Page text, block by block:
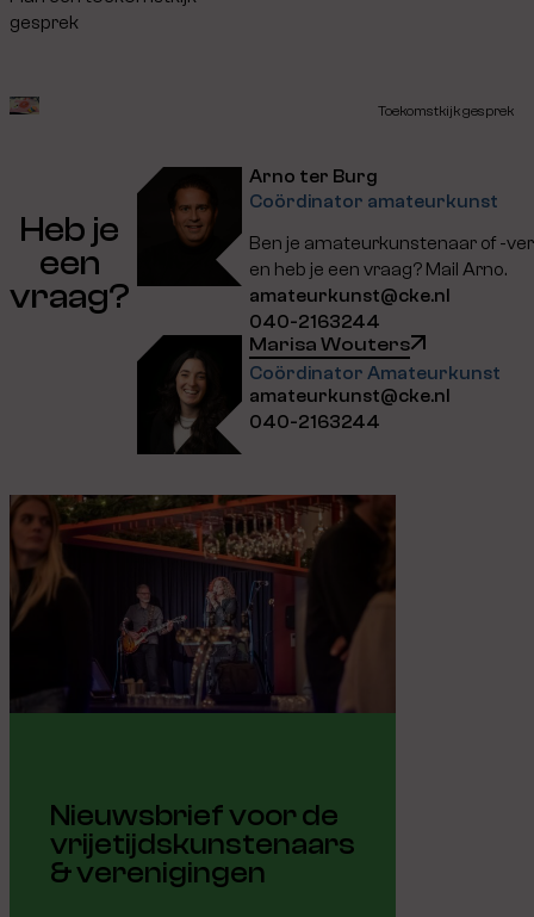
gesprek
Toekomstkijk gesprek
Heb je
een
vraag?
Arno ter Burg
Coördinator amateurkunst
Ben je amateurkunstenaar of -
en heb je een vraag? Mail Arno.
amateurkunst@cke.nl
040-2163244
Marisa Wouters
Coördinator Amateurkunst
amateurkunst@cke.nl
040-2163244
Nieuwsbrief voor de
vrijetijdskunstenaars
& verenigingen